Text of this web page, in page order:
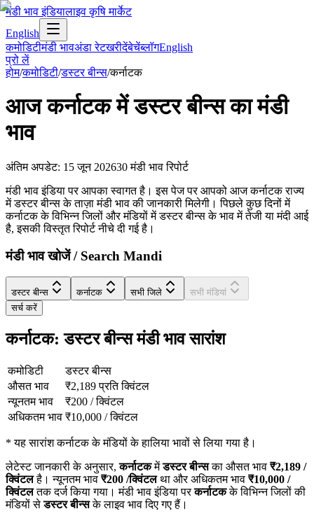
मंडी भाव इंडियालाइव कृषि मार्केट
English
कमोडिटीमंडी भावअंडा रेटखरीदेंबेचेंब्लॉगEnglish
प्रो लें
होम/कमोडिटी/डस्टर बीन्स/कर्नाटक
आजकर्नाटकमेंडस्टर बीन्सका मंडी
भाव
अंतिम अपडेट: 15 जून 202630 मंडी भाव रिपोर्ट
मंडी भाव इंडिया पर आपका स्वागत है। इस पेज पर आपको आज कर्नाटक राज्य
में डस्टर बीन्स के ताज़ा मंडी भाव की जानकारी मिलेगी। पिछले कुछ दिनों में
कर्नाटक के विभिन्न जिलों और मंडियों में डस्टर बीन्स के भाव में तेजी या मंदी आई
है, इसकी विस्तृत रिपोर्ट नीचे दी गई है।
मंडी भाव खोजें / Search Mandi
डस्टर बीन्स कर्नाटक सभी जिले
सभी मंडियां
सर्च करें
कर्नाटक: डस्टर बीन्स मंडी भाव सारांश
कमोडिटी
डस्टर बीन्स
औसत भाव
₹2,189 प्रति क्विंटल
न्यूनतम भाव
₹200 /क्विंटल
अधिकतम भाव ₹10,000 /क्विंटल
*यह सारांश कर्नाटक के मंडियों के हालिया भावों से लिया गया है।
लेटेस्ट जानकारी के अनुसार,कर्नाटकमेंडस्टर बीन्सका औसत भाव ₹2,189 /
क्विंटलहै। न्यूनतम भाव ₹200 /क्विंटलथा और अधिकतम भाव ₹10,000 /
क्विंटलतक दर्ज किया गया। मंडी भाव इंडिया परकर्नाटकके विभिन्न जिलों की
मंडियों सेडस्टर बीन्सके लाइव भाव दिए गए हैं।